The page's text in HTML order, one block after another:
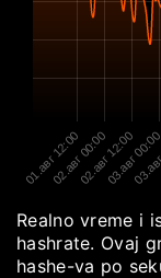
01.авг 12:00
02.авг 00:0002.авг 12:00
03.авг
Realno vreme i
hashrate. Ovaj
hashe-va po